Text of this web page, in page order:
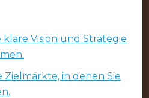
klare Vision und Strategie
Zielmärkte, in denen Sie